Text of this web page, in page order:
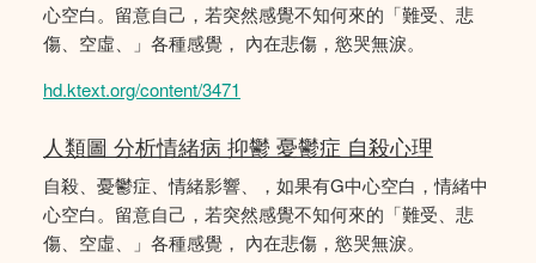
心空白。留意自己，若突然感覺不知何來的「難受、悲
傷、空虛、」各種感覺， 內在悲傷，慾哭無淚。
hd.ktext.org/content/3471
人類圖 分析情緒病 抑鬱 憂鬱症 自殺心理
自殺、憂鬱症、情緒影響、，如果有G中心空白，情緒中
心空白。留意自己，若突然感覺不知何來的「難受、悲
傷、空虛、」各種感覺， 內在悲傷，慾哭無淚。